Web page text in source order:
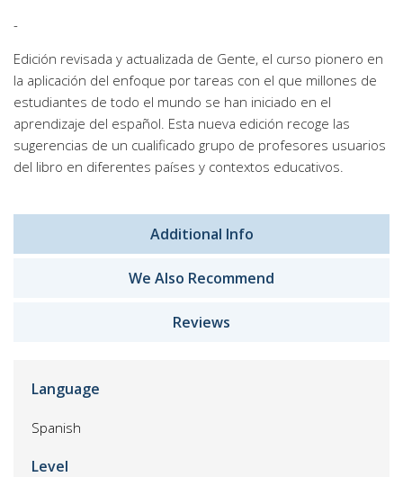
-
Edición revisada y actualizada de Gente, el curso pionero en
la aplicación del enfoque por tareas con el que millones de
estudiantes de todo el mundo se han iniciado en el
aprendizaje del español. Esta nueva edición recoge las
sugerencias de un cualificado grupo de profesores usuarios
del libro en diferentes países y contextos educativos.
Additional Info
We Also Recommend
Reviews
Language
Spanish
Level